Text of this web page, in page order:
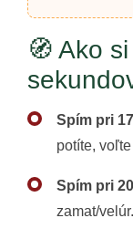
🧭 Ako
Spím pri
potíte,
Spím pri
zamat/velúr.